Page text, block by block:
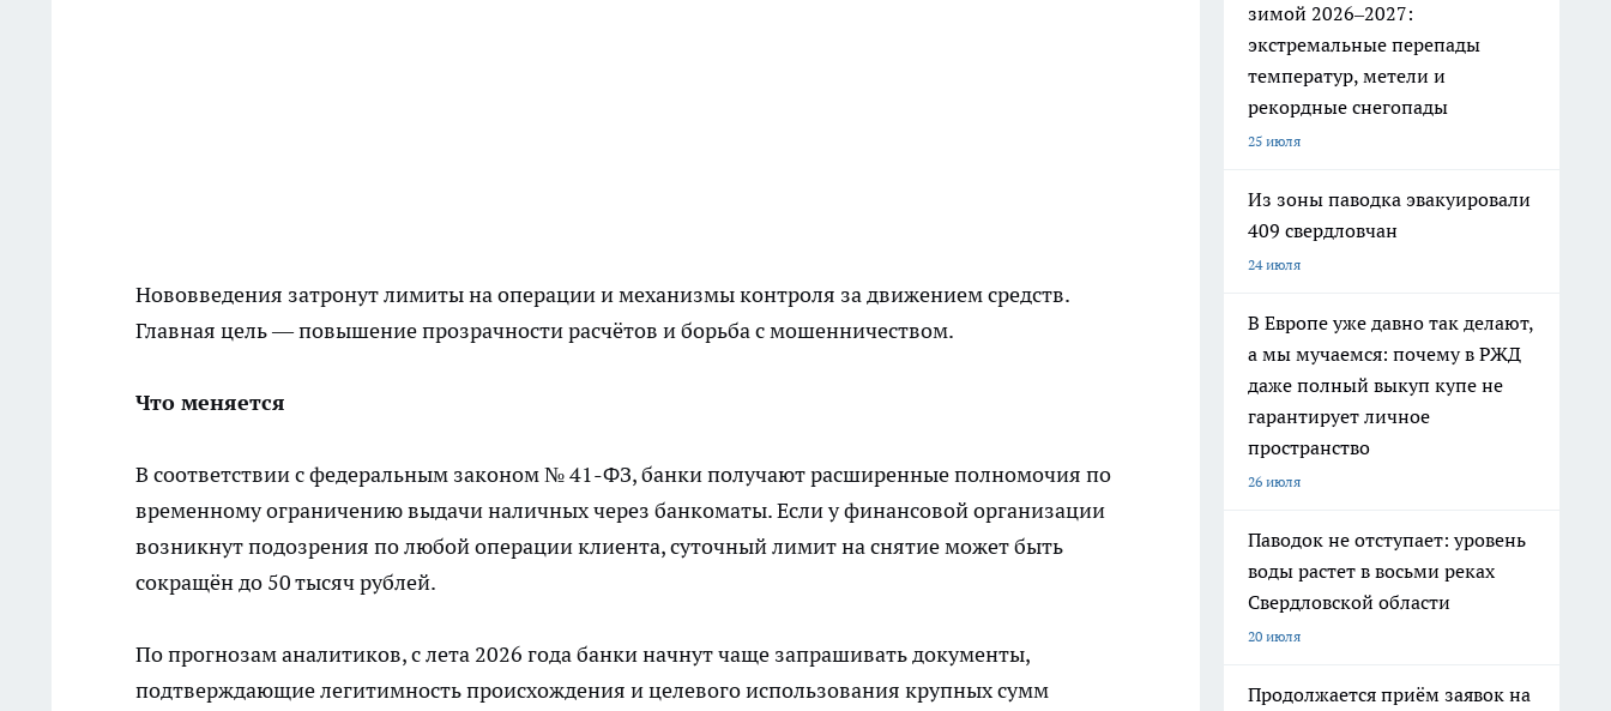
Нововведения затронут лимиты на операции имеханизмыконтроля за движением средств.
Главная цель — повышение прозрачности расчётов и борьба с мошенничеством.
Что меняется
В соответствии с федеральным законом № 41-ФЗ, банки получают расширенные полномочия по
временному ограничению выдачи наличных через банкоматы. Если у финансовой организации
возникнут подозрения по любой операции клиента, суточный лимит на снятие может быть
сокращён до 50 тысяч рублей.
По прогнозам аналитиков, с лета 2026 года банки начнут чаще запрашивать документы,
подтверждающие легитимность происхождения и целевого использования крупных сумм
зимой 2026–2027:
экстремальные перепады
температур, метели и
рекордные снегопады
25 июля
Из зоны паводка эвакуировали
409 свердловчан
24 июля
В Европе уже давно так делают,
а мы мучаемся: почему в РЖД
даже полный выкуп купе не
гарантирует личное
пространство
26 июля
Паводок не отступает: уровень
воды растет в восьми реках
Свердловской области
20 июля
Продолжается приём заявок на